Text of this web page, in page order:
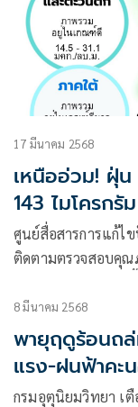
17 มีนาคม 2568
เหนืออ่วม! ฝุ่
143 ไมโครกรัม
ศูนย์สื่อสารการแก้ไ
ติดตามตรวจสอบคุณ
8 มีนาคม 2568
พายุฤดูร้อนถล่
แรง-ฝนฟ้าคะ
กรมอุตุนิยมวิทยา เ